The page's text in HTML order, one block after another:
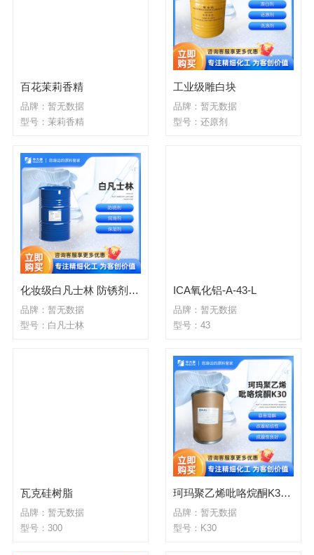
百花茉莉香精
品牌：暂无数据
型号：茉莉香精
工业级雕白块
品牌：暂无数据
型号：还原剂
化妆级白凡士林 防锈剂 润滑剂 保湿剂
品牌：暂无数据
型号：白凡士林
ICA氧化铝-A-43-L
品牌：暂无数据
型号：43
瓦克硅树脂
品牌：暂无数据
型号：300
珂玛聚乙烯吡咯烷酮K30 PVP 容易溶解 改善粘结性 成膜性良好
品牌：暂无数据
型号：K30